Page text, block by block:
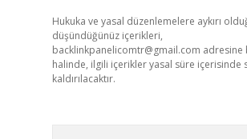
Hukuka ve yasal düzenlemelere aykırı
düşündüğünüz içerikleri,
backlinkpanelicomtr@gmail.com adresine
halinde, ilgili içerikler yasal süre içerisinde
kaldırılacaktır.